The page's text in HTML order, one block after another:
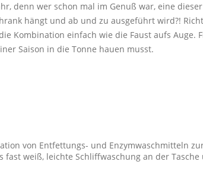
denn wer schon mal im Genuß war, eine
hängt und ab und zu ausgeführt wird?!
Kombination einfach wie die Faust aufs Auge.
Saison in die Tonne hauen musst.
von Entfettungs- und Enzymwaschmitteln
weiß, leichte Schliffwaschung an der Tasche